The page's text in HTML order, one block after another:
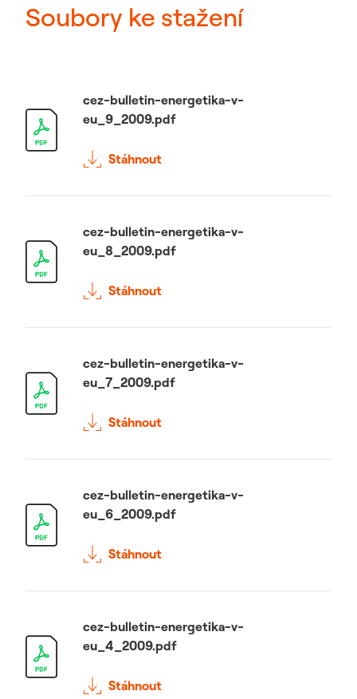
Soubory ke stažení
cez-bulletin-energetika-v-
eu_9_2009.pdf
Stáhnout
cez-bulletin-energetika-v-
eu_8_2009.pdf
Stáhnout
cez-bulletin-energetika-v-
eu_7_2009.pdf
Stáhnout
cez-bulletin-energetika-v-
eu_6_2009.pdf
Stáhnout
cez-bulletin-energetika-v-
eu_4_2009.pdf
Stáhnout